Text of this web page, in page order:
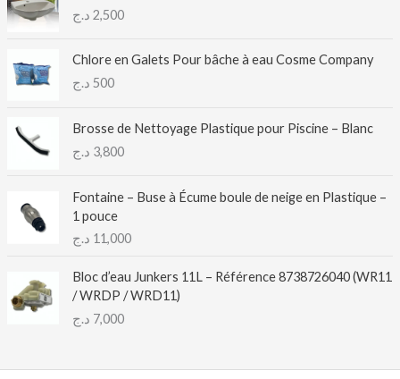
2,500 د.ج
Chlore en Galets Pour bâche à eau Cosme Company
500 د.ج
Brosse de Nettoyage Plastique pour Piscine – Blanc
3,800 د.ج
Fontaine – Buse à Écume boule de neige en Plastique –
1 pouce
11,000 د.ج
Bloc d’eau Junkers 11L – Référence 8738726040 (WR11
/ WRDP / WRD11)
7,000 د.ج